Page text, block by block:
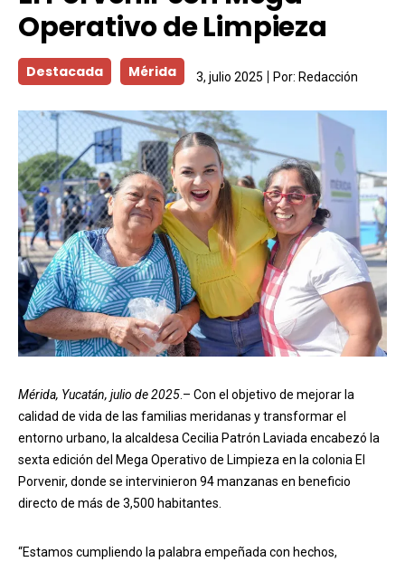
Operativo de Limpieza
Destacada Mérida 3, julio 2025 Por: Redacción
Mérida, Yucatán, julio de 2025 .– Con el objetivo de mejorar la
calidad de vida de las familias meridanas y transformar el
entorno urbano, la alcaldesa Cecilia Patrón Laviada encabezó la
sexta edición del Mega Operativo de Limpieza en la colonia El
Porvenir, donde se intervinieron 94 manzanas en beneficio
directo de más de 3,500 habitantes.
“Estamos cumpliendo la palabra empeñada con hechos,